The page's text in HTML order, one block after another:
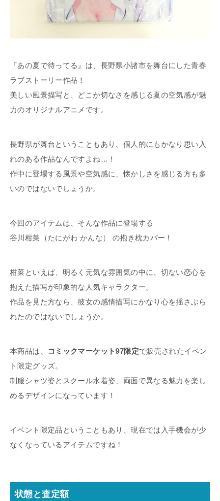
『あの夏で待ってる』は、長野県小諸市を舞台にした青春
ラブストーリー作品！
美しい風景描写と、どこか切なさを感じる夏の空気感が魅
力のオリジナルアニメです。
長野県が舞台ということもあり、個人的にもかなり思い入
れのある作品なんですよね…！
作中に登場する風景や空気感に、懐かしさを感じる方も多
いのではないでしょうか。
今回のアイテムは、そんな作品に登場する
谷川柑菜（たにがわ かんな） の抱き枕カバー！
柑菜といえば、明るく元気な雰囲気の中に、切ない恋心を
抱えた描写が印象的な人気キャラクター。
作品を見た方なら、彼女の感情描写にかなり心を揺さぶら
れたのではないでしょうか。
本商品は、 コミックマーケット97限定で販売されたイベン
ト限定グッズ。
制服シャツ姿とスクール水着姿、両面で異なる魅力を楽し
めるデザインになっています！
イベント限定品ということもあり、現在では入手機会が少
なくなっているアイテムですね！
状態と査定額